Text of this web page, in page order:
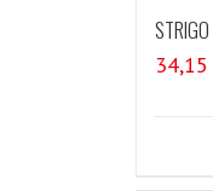
STRIGO
34,15